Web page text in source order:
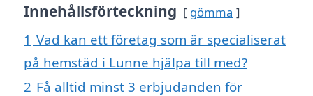
Innehållsförteckning gömma
1 Vad kan ett företag som är specialiserat
på hemstäd i Lunne hjälpa till med?
2 Få alltid minst 3 erbjudanden för